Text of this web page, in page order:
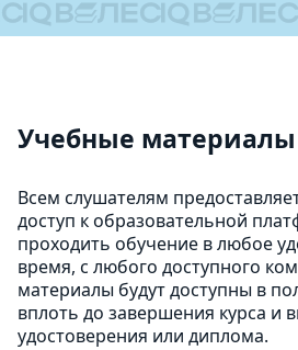
Учебные материалы
Всем слушателям
доступ к образовательной
проходить обучение в любое
время, с любого доступного
материалы будут доступны в
вплоть до завершения курса и
удостоверения или диплома.